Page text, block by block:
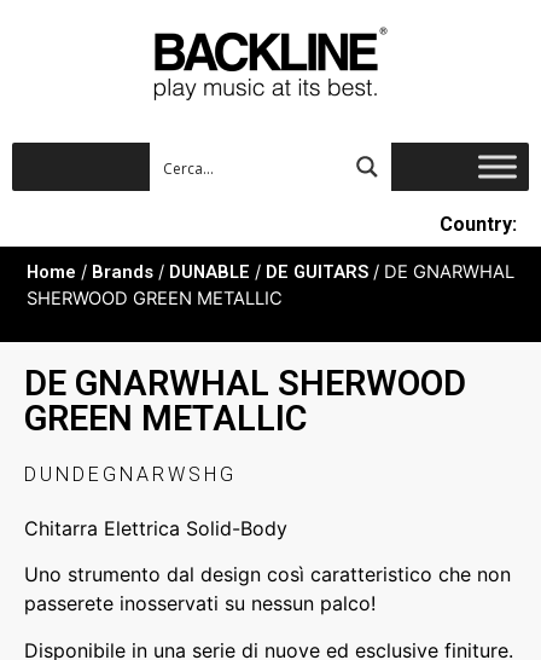
Country:
Home / Brands / DUNABLE / DE GUITARS / DE GNARWHAL
SHERWOOD GREEN METALLIC
DE GNARWHAL SHERWOOD
GREEN METALLIC
DUNDEGNARWSHG
Chitarra Elettrica Solid-Body
Uno strumento dal design così caratteristico che non
passerete inosservati su nessun palco!
Disponibile in una serie di nuove ed esclusive finiture.